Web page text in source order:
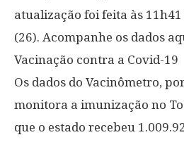
atualização foi feita às
(26). Acompanhe os dados
Vacinação contra a Covid-19
Os dados do Vacinômetro,
monitora a imunização no
que o estado recebeu